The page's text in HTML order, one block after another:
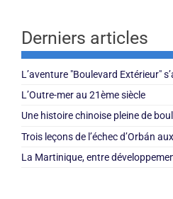
Derniers articles
L’aventure "Boulevard Extérieur"
L’Outre-mer au 21ème siècle
Une histoire chinoise pleine de
Trois leçons de l’échec d’Orbán
La Martinique, entre